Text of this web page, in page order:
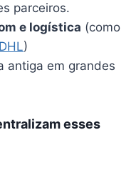
parceiros.
e logística (como
DHL)
antiga em grandes
esses